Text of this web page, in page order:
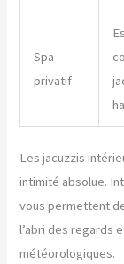
Spa
privatif
Les jacuzzis
intimité absolue.
vous permettent
l’abri des regards
météorologiques.